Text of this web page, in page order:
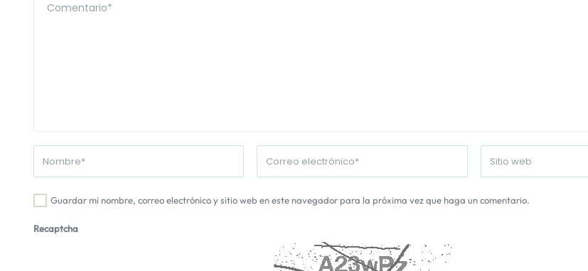
Guardar mi nombre, correo electrónico y sitio web en este navegador para la próxima vez que haga un comentario.
Recaptcha